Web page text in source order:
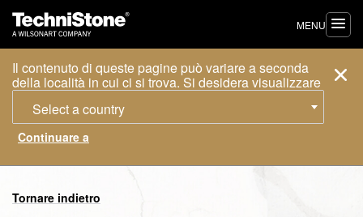
Il contenuto di queste pagine può variare a seconda
della località in cui ci si trova. Si desidera visualizzare
Select a country
MENU
Tornare indietro